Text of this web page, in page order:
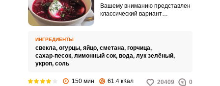
Вашему вниманию представлен
классический вариант
насытит и придаст бодрости в
жаркий летний день.
ИНГРЕДИЕНТЫ
свекла, огурцы, яйцо, сметана, горчица,
сахар-песок, лимонный сок, вода, лук зелёный,
укроп, соль
150 мин 61.4 кКал 20409 0